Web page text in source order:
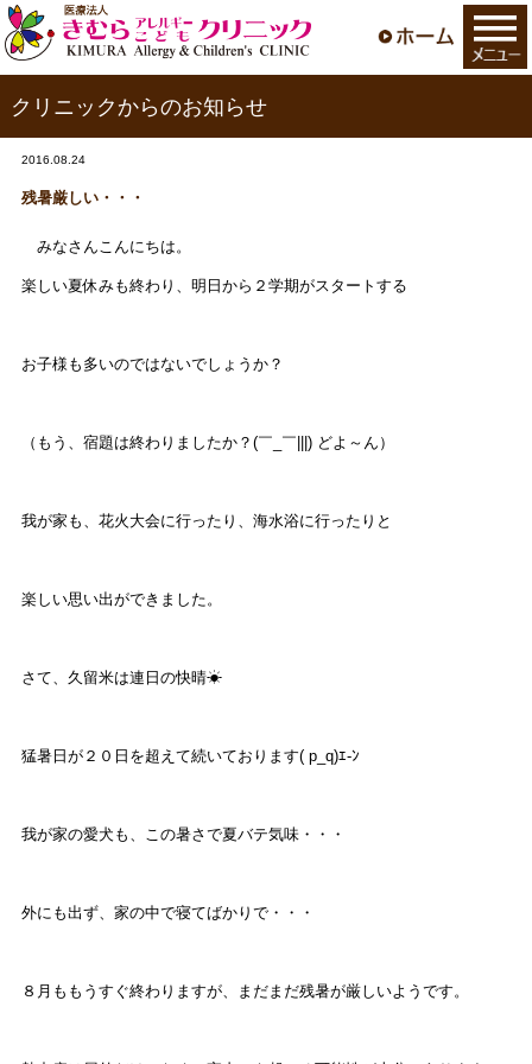
クリニックからのお知らせ
2016.08.24
残暑厳しい・・・
みなさんこんにちは。
楽しい夏休みも終わり、明日から２学期がスタートする
お子様も多いのではないでしょうか？
（もう、宿題は終わりましたか？(￣_￣|||) どよ～ん）
我が家も、花火大会に行ったり、海水浴に行ったりと
楽しい思い出ができました。
さて、久留米は連日の快晴☀
猛暑日が２０日を超えて続いております( p_q)ｴ-ﾝ
我が家の愛犬も、この暑さで夏バテ気味・・・
外にも出ず、家の中で寝てばかりで・・・
８月ももうすぐ終わりますが、まだまだ残暑が厳しいようです。